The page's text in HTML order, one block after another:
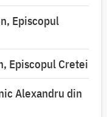
Episcopul
Episcopul Cretei
Alexandru din